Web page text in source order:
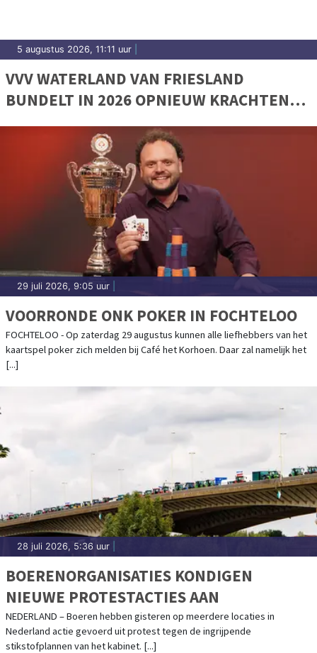
5 augustus 2026, 11:11 uur
VVV WATERLAND VAN FRIESLAND
BUNDELT IN 2026 OPNIEUW KRACHTEN
29 juli 2026, 9:05 uur
VOORRONDE ONK POKER IN FOCHTELOO
FOCHTELOO - Op zaterdag 29 augustus kunnen alle liefhebbers van het
kaartspel poker zich melden bij Café het Korhoen. Daar zal namelijk het
[...]
28 juli 2026, 5:36 uur
BOERENORGANISATIES KONDIGEN
NIEUWE PROTESTACTIES AAN
NEDERLAND – Boeren hebben gisteren op meerdere locaties in
Nederland actie gevoerd uit protest tegen de ingrijpende
stikstofplannen van het kabinet. [...]